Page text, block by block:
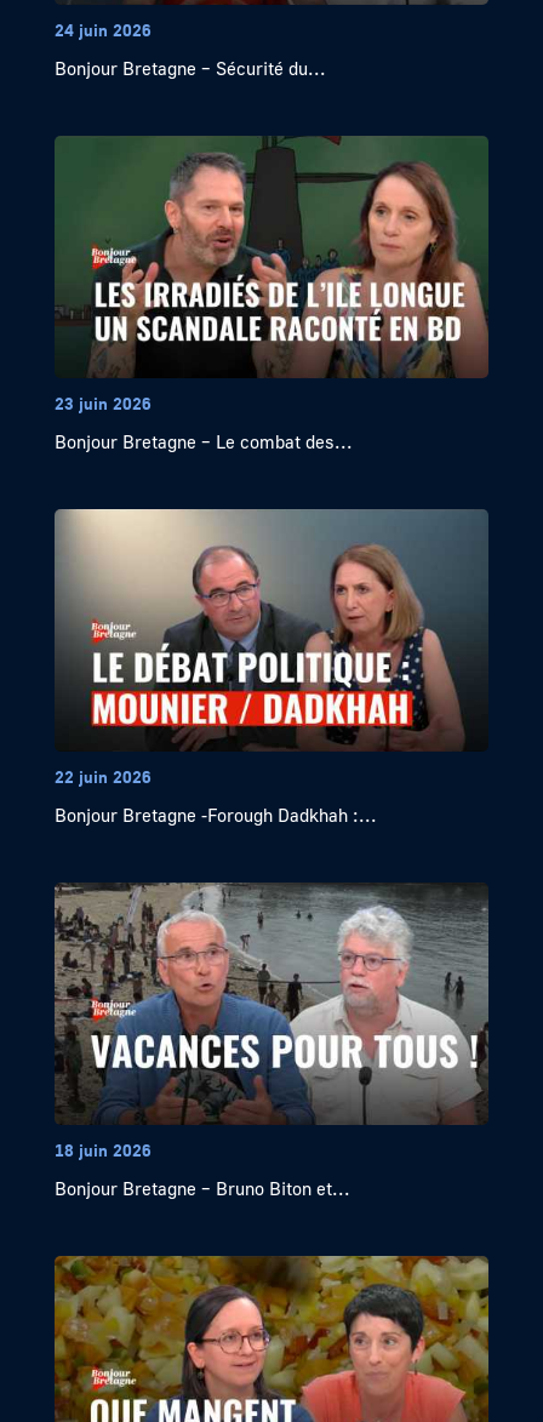
24 juin 2026
Bonjour Bretagne – Sécurité du...
23 juin 2026
Bonjour Bretagne – Le combat des...
22 juin 2026
Bonjour Bretagne -Forough Dadkhah :...
18 juin 2026
Bonjour Bretagne – Bruno Biton et...